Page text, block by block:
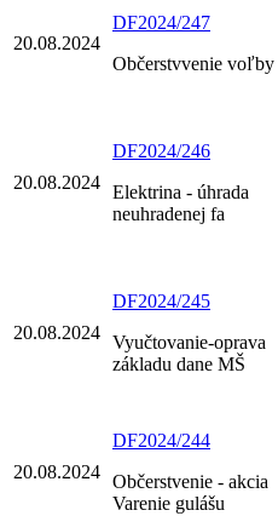
20.08.2024
DF2024/247
Občerstvvenie voľby
20.08.2024
DF2024/246
Elektrina - úhrada
neuhradenej fa
20.08.2024
DF2024/245
Vyučtovanie-oprava
základu dane MŠ
20.08.2024
DF2024/244
Občerstvenie - akcia
Varenie gulášu